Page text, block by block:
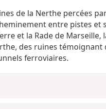
de la Nerthe percées
entre pistes et
et la Rade de
des ruines
ferroviaires.